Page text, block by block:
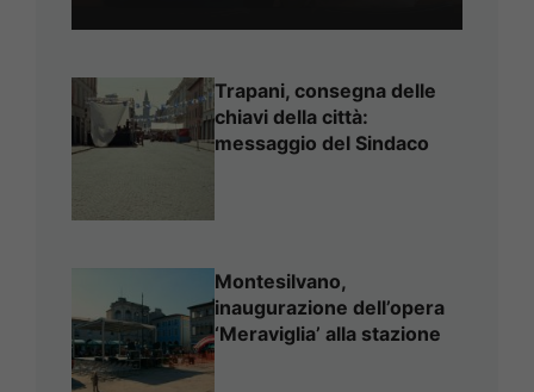
Trapani, consegna delle
chiavi della città:
messaggio del Sindaco
Montesilvano,
inaugurazione dell’opera
‘Meraviglia’ alla stazione